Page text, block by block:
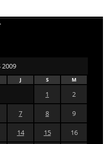
2009
J S M
1 2
7 8 9
14 15 16